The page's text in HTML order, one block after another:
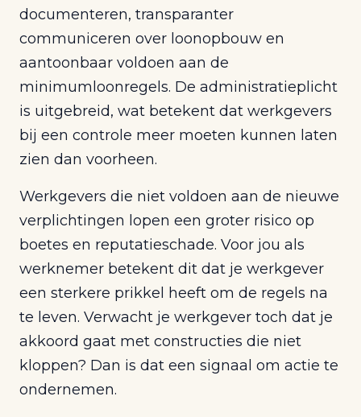
documenteren, transparanter
communiceren over loonopbouw en
aantoonbaar voldoen aan de
minimumloonregels. De administratieplicht
is uitgebreid, wat betekent dat werkgevers
bij een controle meer moeten kunnen laten
zien dan voorheen.
Werkgevers die niet voldoen aan de nieuwe
verplichtingen lopen een groter risico op
boetes en reputatieschade. Voor jou als
werknemer betekent dit dat je werkgever
een sterkere prikkel heeft om de regels na
te leven. Verwacht je werkgever toch dat je
akkoord gaat met constructies die niet
kloppen? Dan is dat een signaal om actie te
ondernemen.